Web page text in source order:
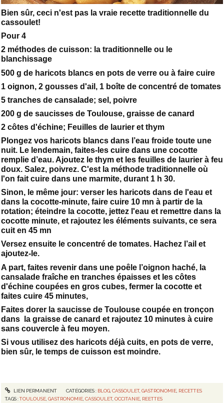
Bien sûr, ceci n'est pas la vraie recette traditionnelle du
cassoulet!
Pour 4
2 méthodes de cuisson: la traditionnelle ou le
blanchissage
500 g de haricots blancs en pots de verre ou à faire cuire
1 oignon, 2 gousses d'ail, 1 boîte de concentré de tomates
5 tranches de cansalade; sel, poivre
200 g de saucisses de Toulouse, graisse de canard
2 côtes d'échine; Feuilles de laurier et thym
Plongez vos haricots blancs dans l’eau froide toute une
nuit. Le lendemain, faites-les cuire dans une cocotte
remplie d’eau. Ajoutez le thym et les feuilles de laurier à feu
doux. Salez, poivrez. C'est la méthode traditionnelle où
l'on fait cuire dans une marmite, durant 1 h 30.
Sinon, le même jour: verser les haricots dans de l'eau et
dans la cocotte-minute, faire cuire 10 mn à partir de la
rotation; éteindre la cocotte, jettez l'eau et remettre dans la
cocotte minute, et rajoutez les éléments suivants, ce sera
cuit en 45 mn
Versez ensuite le concentré de tomates. Hachez l’ail et
ajoutez-le.
A part, faites revenir dans une poêle l’oignon haché, la
cansalade fraîche en tranches épaisses et les côtes
d'échine coupées en gros cubes, fermer la cocotte et
faites cuire 45 minutes,
Faites dorer la saucisse de Toulouse coupée en tronçon
dans la graisse de canard et rajoutez 10 minutes à cuire
sans couvercle à feu moyen.
Si vous utilisez des haricots déjà cuits, en pots de verre,
bien sûr, le temps de cuisson est moindre.
LIEN PERMANENT CATÉGORIES : BLOG, CASSOULET, GASTRONOMIE, RECETTES
TAGS :TOULOUSE,GASTRONOMIE,CASSOULET,OCCITANIE, REETTES